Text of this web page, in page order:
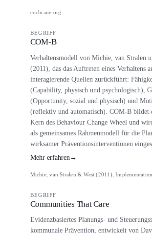
cochrane.org
BEGRIFF
COM-B
Verhaltensmodell von Michie, van Stralen
(2011), das das Auftreten eines Verhaltens
interagierende Quellen zurückführt:
(Capability, physisch und psychologisch),
(Opportunity, sozial und physisch) und
(reflektiv und automatisch). COM-B bildet
Kern des Behaviour Change Wheel und
als gemeinsames Rahmenmodell für die
wirksamer Präventionsinterventionen
Mehr erfahren →
Michie, van Stralen & West (2011),
BEGRIFF
Communities That Care
Evidenzbasiertes Planungs- und
kommunale Prävention, entwickelt von